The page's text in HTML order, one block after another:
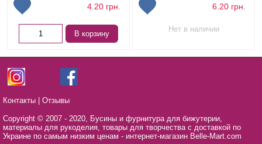
4.20 грн.
В корзину
6.20 грн.
Нет в наличии
Контакты Отзывы
Copyright © 2007 - 2020, Бусины и фурнитура для бижутерии,
материалы для рукоделия, товары для творчества с доставкой по
Украине по самым низким ценам - интернет-магазин Belle-Mart.com